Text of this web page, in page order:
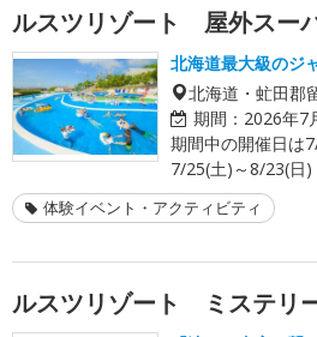
ルスツリゾート 屋外スー
北海道最大級のジ
北海道・虻田郡
期間： 2026年7
期間中の開催日は
7/25(土)～8/23(日)
体験イベント・アクティビティ
ルスツリゾート ミステリ